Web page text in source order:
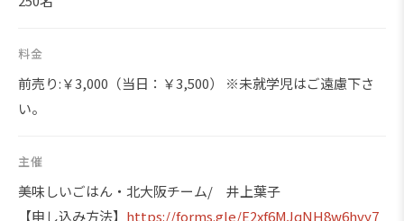
料金
前売り:￥3,000（当日：￥3,500） ※未就学児はご遠慮下さ
い。
主催
美味しいごはん・北大阪チーム/ 井上葉子
【申し込み方法】 https://forms.gle/E2xf6MJqNH8w6hvy7